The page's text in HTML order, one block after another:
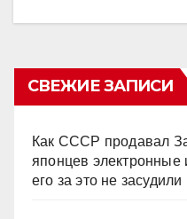
СВЕЖИЕ ЗАПИСИ
Как СССР продавал
японцев
его за это не засудили